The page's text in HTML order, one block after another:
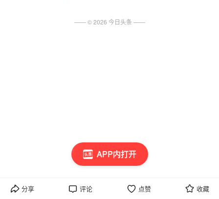
APP内打开
分享 评论 点赞 收藏
—— ©2026 今日头条 ——